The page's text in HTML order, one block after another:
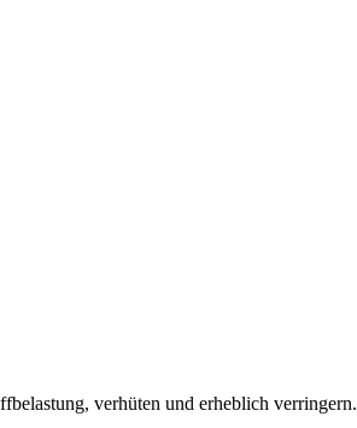
verhüten und erheblich verringern.